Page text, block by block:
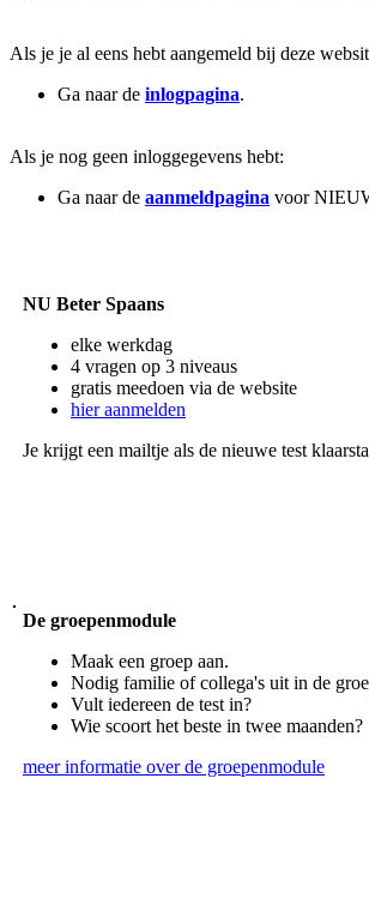
Als je je al eens hebt aangemeld bij deze
Ga naar de inlogpagina.
Als je nog geen inloggegevens hebt:
Ga naar de aanmeldpagina voor
NU Beter Spaans
elke werkdag
4 vragen op 3 niveaus
gratis meedoen via de website
hier aanmelden
Je krijgt een mailtje als de nieuwe test
De groepenmodule
Maak een groep aan.
Nodig familie of collega's uit in de
Vult iedereen de test in?
Wie scoort het beste in twee maanden?
meer informatie over de groepenmodule